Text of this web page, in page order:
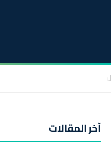
آخر المقالات